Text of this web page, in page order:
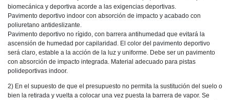
biomecánica y deportiva acorde a las exigencias deportivas.
Pavimento deportivo indoor con absorción de impacto y acabado con
poliuretano antideslizante.
Pavimento deportivo no rígido, con barrera antihumedad que evitará la
ascensión de humedad por capilaridad. El color del pavimento deportivo
será claro, estable a la acción de la luz y uniforme. Debe ser un pavimento
con absorción de impacto integrada. Material adecuado para pistas
polideportivas indoor.
2) En el supuesto de que el presupuesto no permita la sustitución del suelo o
bien la retirada y vuelta a colocar una vez puesta la barrera de vapor. Se